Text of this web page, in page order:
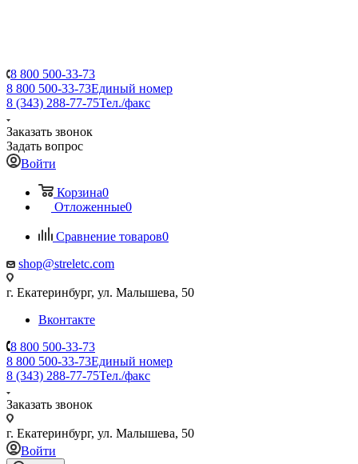
8 800 500-33-73
8 800 500-33-73Единый номер
8 (343) 288-77-75Тел./факс
Заказать звонок
Задать вопрос
Войти
Корзина0
Отложенные0
Сравнение товаров0
shop@streletc.com
г. Екатеринбург, ул. Малышева, 50
Вконтакте
8 800 500-33-73
8 800 500-33-73Единый номер
8 (343) 288-77-75Тел./факс
Заказать звонок
г. Екатеринбург, ул. Малышева, 50
Войти